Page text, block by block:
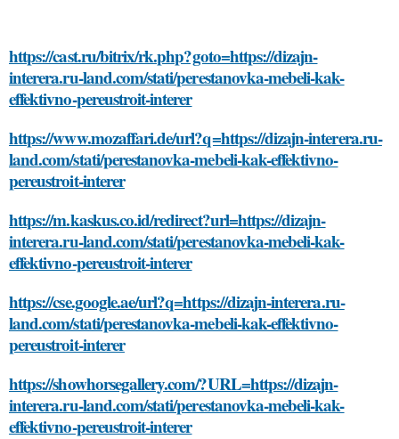
https://cast.ru/bitrix/rk.php?goto=https://dizajn-
interera.ru-land.com/stati/perestanovka-mebeli-kak-
effektivno-pereustroit-interer
https://www.mozaffari.de/url?q=https://dizajn-interera.ru-
land.com/stati/perestanovka-mebeli-kak-effektivno-
pereustroit-interer
https://m.kaskus.co.id/redirect?url=https://dizajn-
interera.ru-land.com/stati/perestanovka-mebeli-kak-
effektivno-pereustroit-interer
https://cse.google.ae/url?q=https://dizajn-interera.ru-
land.com/stati/perestanovka-mebeli-kak-effektivno-
pereustroit-interer
https://showhorsegallery.com/?URL=https://dizajn-
interera.ru-land.com/stati/perestanovka-mebeli-kak-
effektivno-pereustroit-interer